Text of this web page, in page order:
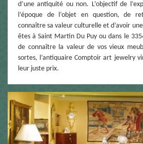
d’une antiquité ou non. L’objectif de
l’époque de l’objet en question, de
connaître sa valeur culturelle et d’avoir
êtes à Saint Martin Du Puy ou dans le
de connaître la valeur de vos vieux
sortes, l’antiquaire Comptoir art jewelry
leur juste prix.